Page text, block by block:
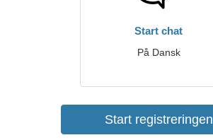
Start chat
På Dansk
Start registreringen